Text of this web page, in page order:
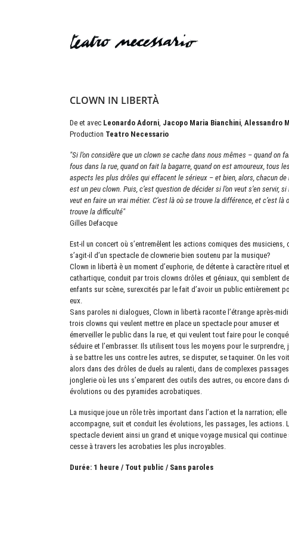
CLOWN IN LIBERTÀ
De et avec Leonardo Adorni, Jacopo Maria Bianchini, Alessandro
Production Teatro Necessario
"Si l’on considère que un clown se cache dans nous mêmes – quand on
fous dans la rue, quand on fait la bagarre, quand on est amoureux, tous
aspects les plus drôles qui effacent le sérieux – et bien, alors, chacun de
est un peu clown. Puis, c’est question de décider si l’on veut s’en servir, si
veut en faire un vrai métier. C’est là où se trouve la différence, et c’est là
trouve la difficulté"
Gilles Defacque
Est-il un concert où s’entremêlent les actions comiques des musiciens,
s’agit-il d’un spectacle de clownerie bien soutenu par la musique?
Clown in libertà è un moment d’euphorie, de détente à caractère rituel et
cathartique, conduit par trois clowns drôles et géniaux, qui semblent
enfants sur scène, surexcités par le fait d’avoir un public entièrement
eux.
Sans paroles ni dialogues, Clown in libertà raconte l’étrange après-
trois clowns qui veulent mettre en place un spectacle pour amuser et
émerveiller le public dans la rue, et qui veulent tout faire pour le
séduire et l’embrasser. Ils utilisent tous les moyens pour le surprendre,
à se battre les uns contre les autres, se disputer, se taquiner. On les voit
alors dans des drôles de duels au ralenti, dans de complexes
jonglerie où les uns s’emparent des outils des autres, ou encore dans
évolutions ou des pyramides acrobatiques.
La musique joue un rôle très important dans l’action et la narration; elle
accompagne, suit et conduit les évolutions, les passages, les actions.
spectacle devient ainsi un grand et unique voyage musical qui continue
cesse à travers les acrobaties les plus incroyables.
Durée: 1 heure / Tout public / Sans paroles